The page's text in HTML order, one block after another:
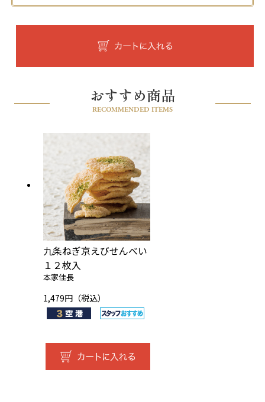
おすすめ商品
RECOMMENDED ITEMS
九条ねぎ京えびせんべい
１２枚入
本家佳長
1,479円（税込）